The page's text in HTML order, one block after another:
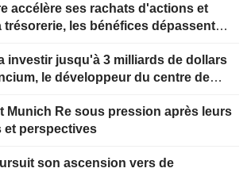
accélère ses rachats d'actions et
trésorerie, les bénéfices dépassent
investir jusqu'à 3 milliards de dollars
le développeur du centre de
Munich Re sous pression après leurs
et perspectives
son ascension vers de